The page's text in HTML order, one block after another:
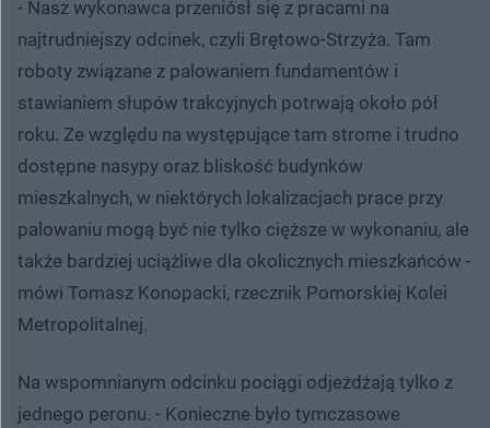
- Nasz wykonawca przeniósł się z pracami na
najtrudniejszy odcinek, czyli Brętowo-Strzyża. Tam
roboty związane z palowaniem fundamentów i
stawianiem słupów trakcyjnych potrwają około pół
roku. Ze względu na występujące tam strome i trudno
dostępne nasypy oraz bliskość budynków
mieszkalnych, w niektórych lokalizacjach prace przy
palowaniu mogą być nie tylko cięższe w wykonaniu, ale
także bardziej uciążliwe dla okolicznych mieszkańców -
mówi Tomasz Konopacki, rzecznik Pomorskiej Kolei
Metropolitalnej.
Na wspomnianym odcinku pociągi odjeżdżają tylko z
jednego peronu. - Konieczne było tymczasowe